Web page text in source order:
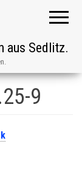
aus Sedlitz.
9